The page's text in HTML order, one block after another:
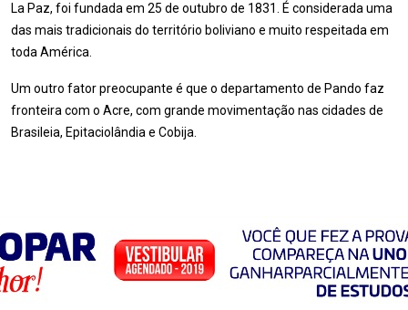
La Paz, foi fundada em 25 de outubro de 1831. É considerada uma
das mais tradicionais do território boliviano e muito respeitada em
toda América.
Um outro fator preocupante é que o departamento de Pando faz
fronteira com o Acre, com grande movimentação nas cidades de
Brasileia, Epitaciolândia e Cobija.